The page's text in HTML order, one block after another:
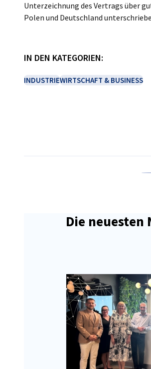
Unterzeichnung des Vertrags über
Polen und Deutschland
IN DEN KATEGORIEN:
INDUSTRIEWIRTSCHAFT & BUSINESS
Die neuesten